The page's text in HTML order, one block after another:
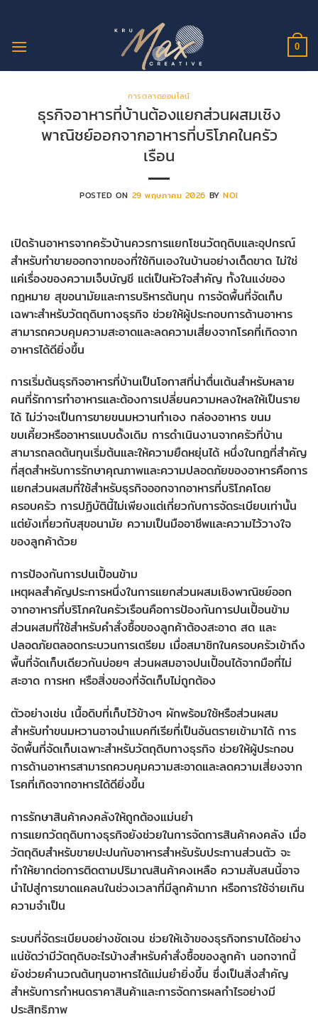
ยัง
0
การตลาดออนไลน์
ธุรกิจอาหารที่บ้านต้องแยกส่วนผสมเชิง
พาณิชย์ออกจากอาหารที่บริโภคในครัว
เรือน
POSTED ON 29 พฤษภาคม 2026 BYNOI
เปิดร้านอาหารจากครัวบ้านควรการแยกโซนวัตถุดิบและอุปกรณ์
สำหรับทำขายออกจากของที่ใช้กินเองในบ้านอย่างเด็ดขาด ไม่ใช่
แค่เรื่องของความเจ็บบัญชี แต่เป็นหัวใจสำคัญ ทั้งในแง่ของ
กฎหมาย สุขอนามัยและการบริหารต้นทุน การจัดพื้นที่จัดเก็บ
เฉพาะสำหรับวัตถุดิบทางธุรกิจ ช่วยให้ผู้ประกอบการด้านอาหาร
สามารถควบคุมความสะอาดและลดความเสี่ยงจากโรคที่เกิดจาก
อาหารได้ดียิ่งขึ้น
การเริ่มต้นธุรกิจอาหารที่บ้านเป็นโอกาสที่น่าตื่นเต้นสำหรับหลาย
คนที่รักการทำอาหารและต้องการเปลี่ยนความหลงใหลให้เป็นราย
ได้ ไม่ว่าจะเป็นการขายขนมหวานทำเอง กล่องอาหาร ขนม
ขบเคี้ยวหรืออาหารแบบดั้งเดิม การดำเนินงานจากครัวที่บ้าน
สามารถลดต้นทุนเริ่มต้นและให้ความยืดหยุ่นได้ หนึ่งในกฎที่สำคัญ
ที่สุดสำหรับการรักษาคุณภาพและความปลอดภัยของอาหารคือการ
แยกส่วนผสมที่ใช้สำหรับธุรกิจออกจากอาหารที่บริโภคโดย
ครอบครัว การปฏิบัตินี้ไม่เพียงแต่เกี่ยวกับการจัดระเบียบเท่านั้น
แต่ยังเกี่ยวกับสุขอนามัย ความเป็นมืออาชีพและความไว้วางใจ
ของลูกค้าด้วย
การป้องกันการปนเปื้อนข้าม
เหตุผลสำคัญประการหนึ่งในการแยกส่วนผสมเชิงพาณิชย์ออก
จากอาหารที่บริโภคในครัวเรือนคือการป้องกันการปนเปื้อนข้าม
ส่วนผสมที่ใช้สำหรับคำสั่งซื้อของลูกค้าต้องสะอาด สด และ
ปลอดภัยตลอดกระบวนการเตรียม เมื่อสมาชิกในครอบครัวเข้าถึง
พื้นที่จัดเก็บเดียวกันบ่อยๆ ส่วนผสมอาจปนเปื้อนได้จากมือที่ไม่
สะอาด การหก หรือสิ่งของที่จัดเก็บไม่ถูกต้อง
ตัวอย่างเช่น เนื้อดิบที่เก็บไว้ข้างๆ ผักพร้อมใช้หรือส่วนผสม
สำหรับทำขนมหวานอาจนำแบคทีเรียที่เป็นอันตรายเข้ามาได้ การ
จัดพื้นที่จัดเก็บเฉพาะสำหรับวัตถุดิบทางธุรกิจ ช่วยให้ผู้ประกอบ
การด้านอาหารสามารถควบคุมความสะอาดและลดความเสี่ยงจาก
โรคที่เกิดจากอาหารได้ดียิ่งขึ้น
การรักษาสินค้าคงคลังให้ถูกต้องแม่นยำ
การแยกวัตถุดิบทางธุรกิจยังช่วยในการจัดการสินค้าคงคลัง เมื่อ
วัตถุดิบสำหรับขายปะปนกับอาหารสำหรับรับประทานส่วนตัว จะ
ทำให้ยากต่อการติดตามปริมาณสินค้าคงเหลือ ความสับสนนี้อาจ
นำไปสู่การขาดแคลนในช่วงเวลาที่มีลูกค้ามาก หรือการใช้จ่ายเกิน
ความจำเป็น
ระบบที่จัดระเบียบอย่างชัดเจน ช่วยให้เจ้าของธุรกิจทราบได้อย่าง
แน่ชัดว่ามีวัตถุดิบอะไรบ้างสำหรับคำสั่งซื้อของลูกค้า นอกจากนี้
ยังช่วยคำนวณต้นทุนอาหารได้แม่นยำยิ่งขึ้น ซึ่งเป็นสิ่งสำคัญ
สำหรับการกำหนดราคาสินค้าและการจัดการผลกำไรอย่างมี
ประสิทธิภาพ